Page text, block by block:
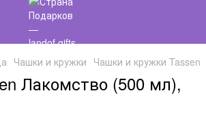
Чашки и кружки Чашки и кружки Tassen
Лакомство (500 мл),